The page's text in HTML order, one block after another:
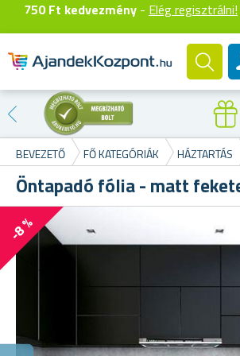
750 Ft kedvezmény - Elég regisztrálni!
BEVEZETŐ FŐ KATEGÓRIÁK HÁZTARTÁS
Öntapadó fólia - matt
-8 %